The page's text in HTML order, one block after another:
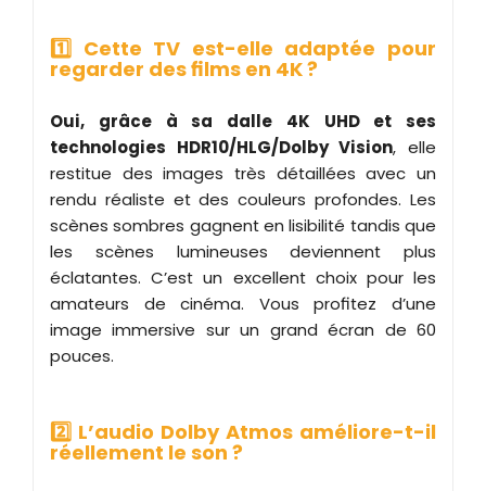
1️⃣ Cette TV est-elle adaptée pour
regarder des films en 4K ?
Oui, grâce à sa dalle 4K UHD et ses
technologies HDR10/HLG/Dolby Vision, elle
restitue des images très détaillées avec un
rendu réaliste et des couleurs profondes. Les
scènes sombres gagnent en lisibilité tandis que
les scènes lumineuses deviennent plus
éclatantes. C’est un excellent choix pour les
amateurs de cinéma. Vous profitez d’une
image immersive sur un grand écran de 60
pouces.
2️⃣ L’audio Dolby Atmos améliore-t-il
réellement le son ?